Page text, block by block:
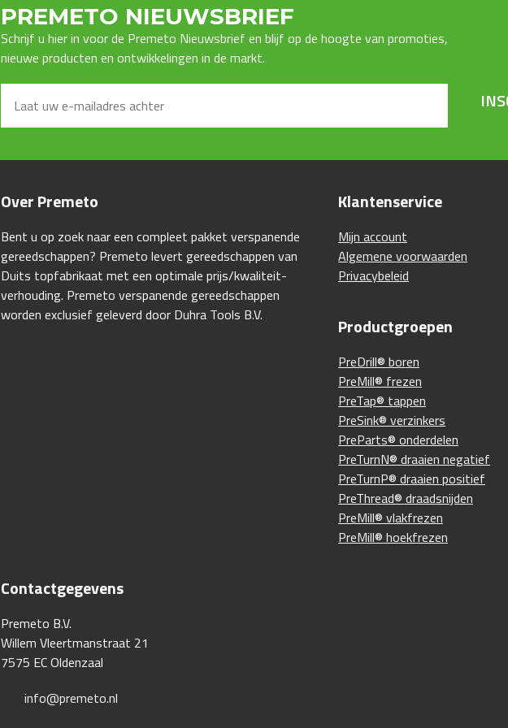
PREMETO NIEUWSBRIEF
Schrijf u hier in voor de Premeto Nieuwsbrief en blijf op de hoogte van promoties,
nieuwe producten en ontwikkelingen in de markt.
Over Premeto
Bent u op zoek naar een compleet pakket verspanende
gereedschappen? Premeto levert gereedschappen van
Duits topfabrikaat met een optimale prijs/kwaliteit-
verhouding. Premeto verspanende gereedschappen
worden exclusief geleverd door Duhra Tools B.V.
Klantenservice
Mijn account
Algemene voorwaarden
Privacybeleid
Productgroepen
PreDrill® boren
PreMill® frezen
PreTap® tappen
PreSink® verzinkers
PreParts® onderdelen
PreTurnN® draaien negatief
PreTurnP® draaien positief
PreThread® draadsnijden
PreMill® vlakfrezen
PreMill® hoekfrezen
Contactgegevens
Premeto B.V.
Willem Vleertmanstraat 21
7575 EC Oldenzaal
info@premeto.nl